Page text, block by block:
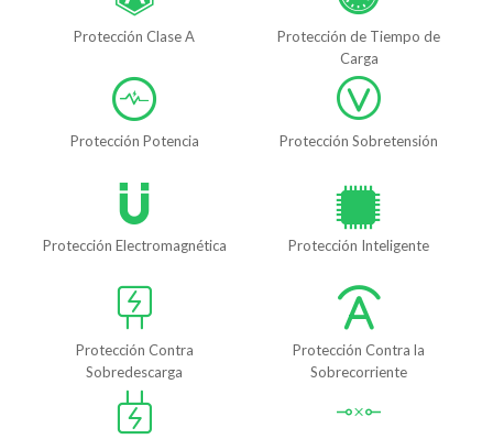
Protección Clase A
Protección de Tiempo de
Carga
Protección Potencia Protección Sobretensión
Protección Electromagnética Protección Inteligente
Protección Contra
Sobredescarga
Protección Contra la
Sobrecorriente